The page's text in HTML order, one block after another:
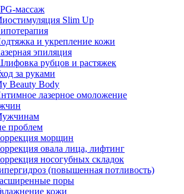
массаж
Slim Up
и укрепление кожи
эпиляция
рубцов и растяжек
за руками
Beauty Body
лазерное омоложение
проблем
морщин
овала лица, лифтинг
носогубных складок
(повышенная потливость)
поры
кожи